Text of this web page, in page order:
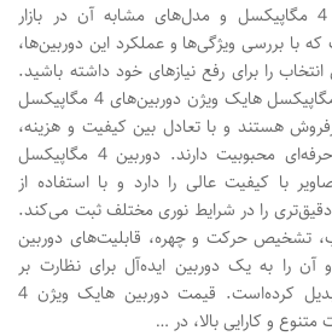
بررسی دوربین هایک ویژن 4 مگاپیکسل و مدل‌های مشابه آن در بازار
با بررسی ویژگی‌ها و عملکرد این دوربین‌ها،
را برای رفع نیازهای خود داشته باشید.
ویژگی‌های کلیدی دوربین‌ 4 مگاپیکسل هایک ویژن دوربین‌های 4 مگاپیکسل
هستند و با تعادل بین کیفیت و هزینه،
بین کاربران حرفه‌ای و نیمه‌حرفه‌ای محبوبیت دارند. دوربین‌ 4 مگاپیکسل
با کیفیت عالی را دارد و با استفاده از
را در شرایط نوری مختلف ثبت می‌کند.
تشخیص حرکت و چهره، قابلیت‌های دوربین
را به یک دوربین ایده‌آل برای نظارت بر
فضاهای داخلی و خارجی تبدیل کرده‌است. قیمت دوربین هایک ویژن 4
و کارایی بالا، در …